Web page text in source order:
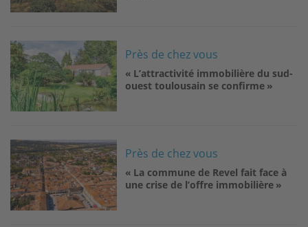
Image
Près de chez vous
« L’attractivité immobilière du sud-
ouest toulousain se confirme »
Image
Près de chez vous
« La commune de Revel fait face à
une crise de l’offre immobilière »